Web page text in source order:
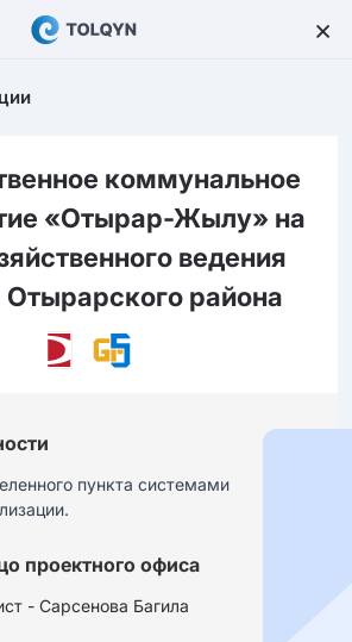
коммунальное
«Отырар-Жылу» на
ведения
района
пункта системами
проектного офиса
- Сарсенова Багила